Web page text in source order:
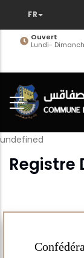
contenuOuvert
Lundi-
undefined
Registre